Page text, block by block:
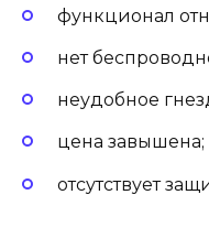
функционал
нет
неудобное
цена завышена;
отсутствует